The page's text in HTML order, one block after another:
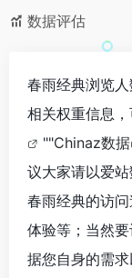
数据评估
春雨经典浏览
相关权重信息
""Chinaz数据
议大家请以爱
春雨经典的访
体验等；当然
据您自身的需